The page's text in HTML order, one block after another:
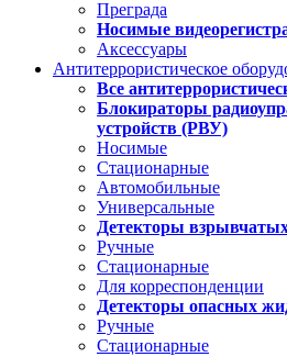
Преграда
Носимые
Аксессуары
Антитеррористическое
Все
Блокираторы
устройств (РВУ)
Носимые
Стационарные
Автомобильные
Универсальные
Детекторы
Ручные
Стационарные
Для корреспонденции
Детекторы опасных
Ручные
Стационарные